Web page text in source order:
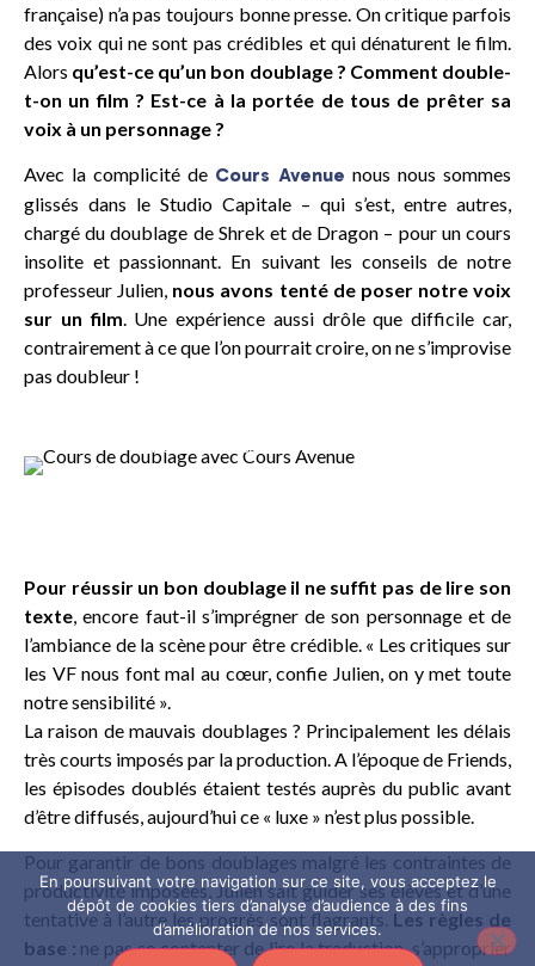
française) n’a pas toujours bonne presse. On critique parfois
des voix qui ne sont pas crédibles et qui dénaturent le film.
Alors qu’est-ce qu’un bon doublage ? Comment double-
t-on un film ? Est-ce à la portée de tous de prêter sa
voix à un personnage ?
Avec la complicité de Cours Avenue nous nous sommes
glissés dans le Studio Capitale – qui s’est, entre autres,
chargé du doublage de Shrek et de Dragon – pour un cours
insolite et passionnant. En suivant les conseils de notre
professeur Julien, nous avons tenté de poser notre voix
sur un film. Une expérience aussi drôle que difficile car,
contrairement à ce que l’on pourrait croire, on ne s’improvise
pas doubleur !
Julien, le professeur, donne ses conseils
Pour réussir un bon doublage il ne suffit pas de lire son
texte, encore faut-il s’imprégner de son personnage et de
l’ambiance de la scène pour être crédible. « Les critiques sur
les VF nous font mal au cœur, confie Julien, on y met toute
notre sensibilité ».
La raison de mauvais doublages ? Principalement les délais
très courts imposés par la production. A l’époque de Friends,
les épisodes doublés étaient testés auprès du public avant
d’être diffusés, aujourd’hui ce « luxe » n’est plus possible.
Pour garantir de bons doublages malgré les contraintes de
productivité imposées, Julien sait guider ses élèves et d’une
tentative à l’autre les progrès sont flagrants. Les règles de
base : ne pas se contenter de lire la traduction, s’approprier
En poursuivant votre navigation sur ce site, vous acceptez le
dépôt de cookies tiers d’analyse d’audience à des fins
d’amélioration de nos services.